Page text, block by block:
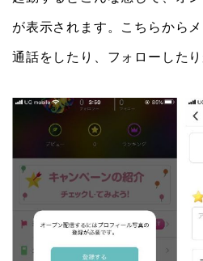
が表示されます。こちらから
通話をしたり、フォローしたり